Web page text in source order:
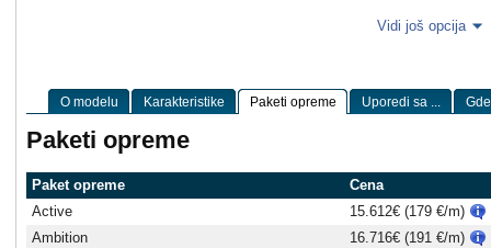
Vidi još opcija
O modelu Karakteristike Paketi opreme Uporedi sa ...
Paketi opreme
Paket opreme
Cena
Active
15.612€ (179 €/m)
Ambition
16.716€ (191 €/m)